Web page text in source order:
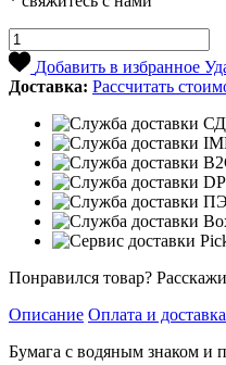
Добавить в избранное
Доставка: Рассчитать
Понравился товар?
Описание Оплата и доставка
Бумага с водяным знаком и